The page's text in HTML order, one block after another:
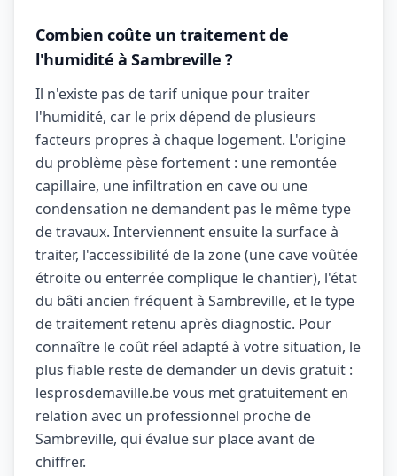
Combien coûte un traitement de
l'humidité à Sambreville ?
Il n'existe pas de tarif unique pour traiter
l'humidité, car le prix dépend de plusieurs
facteurs propres à chaque logement. L'origine
du problème pèse fortement : une remontée
capillaire, une infiltration en cave ou une
condensation ne demandent pas le même type
de travaux. Interviennent ensuite la surface à
traiter, l'accessibilité de la zone (une cave voûtée
étroite ou enterrée complique le chantier), l'état
du bâti ancien fréquent à Sambreville, et le type
de traitement retenu après diagnostic. Pour
connaître le coût réel adapté à votre situation, le
plus fiable reste de demander un devis gratuit :
lesprosdemaville.be vous met gratuitement en
relation avec un professionnel proche de
Sambreville, qui évalue sur place avant de
chiffrer.